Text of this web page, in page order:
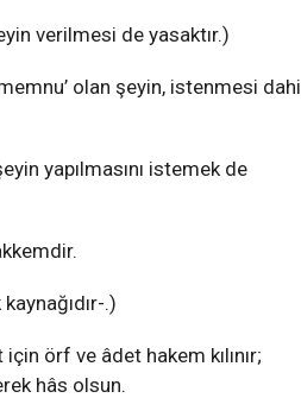
verilmesi de yasaktır.)
olan şeyin, istenmesi dahi
yapılmasını istemek de
.)
örf ve âdet hakem kılınır;
hâs olsun.